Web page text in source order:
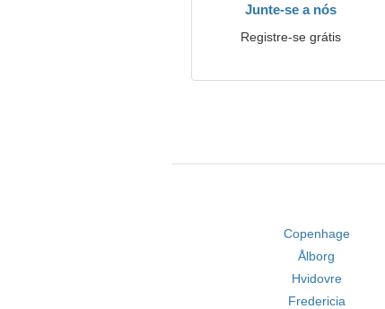
Junte-se a nós
Registre-se grátis
Copenhage
Ålborg
Hvidovre
Fredericia